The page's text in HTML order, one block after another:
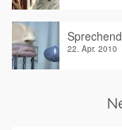
22. Apr. 2010